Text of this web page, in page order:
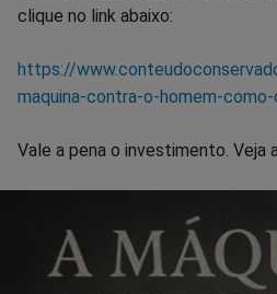
clique no link abaixo:
https://
maquina-contra-o-homem-
Vale a pena o investimento. Veja